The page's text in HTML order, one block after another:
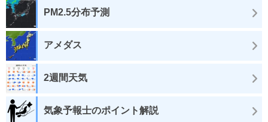
PM2.5分布予測
アメダス
2週間天気
気象予報士のポイント解説